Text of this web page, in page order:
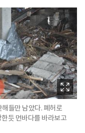
들만 남았다. 폐허로
듯 먼바다를 바라보고